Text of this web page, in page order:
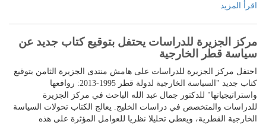
اقرأ المزيد
مركز الجزيرة للدراسات يحتفل بتوقيع كتاب جديد عن
سياسة قطر الخارجية
احتفل مركز الجزيرة للدراسات على هامش منتدى الجزيرة الثامن بتوقيع
كتاب جديد "السياسة الخارجية لدولة قطر 1995-2013: روافعها
واستراتيجياتها" للدكتور جمال عبد الله الباحث في مركز الجزيرة
للدراسات والمتخصص في دراسات الخليج. يعالج الكتاب تحولات السياسة
الخارجية القطرية، ويعطي تحليلا نظريا للعوامل المؤثرة على هذه